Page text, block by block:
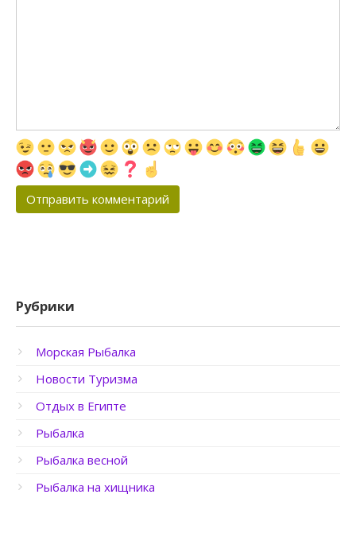
Рубрики
Морская Рыбалка
Новости Туризма
Отдых в Египте
Рыбалка
Рыбалка весной
Рыбалка на хищника